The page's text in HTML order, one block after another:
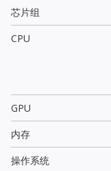
芯片组
CPU
GPU
内存
操作系统